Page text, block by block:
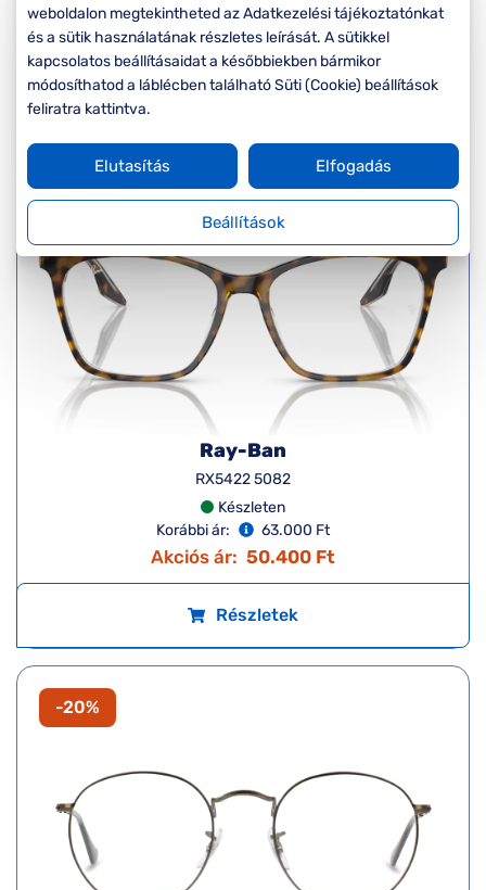
Korábbi ár:
68.000 Ft
Akciós ár: 54.400 Ft
Részletek
-20%
Ray-Ban
RX5422 5082
Készleten
Korábbi ár:
63.000 Ft
Akciós ár: 50.400 Ft
Részletek
-20%
weboldalon megtekintheted az Adatkezelési tájékoztatónkat
és a sütik használatának részletes leírását. A sütikkel
kapcsolatos beállításaidat a későbbiekben bármikor
módosíthatod a láblécben található Süti (Cookie) beállítások
feliratra kattintva.
Beállítások
Elutasítás Elfogadás